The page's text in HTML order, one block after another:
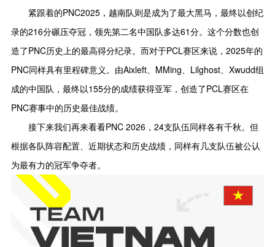
紧跟着的PNC2025，越南队则是成为了最大黑马，最终以创纪
录的216分碾压夺冠，领先第二名中国队多达61分。这个分数也创
造了PNC历史上的最高得分纪录。而对于PCL赛区来说，2025年的
PNC同样具有里程碑意义。由Aixleft、MMing、Lilghost、Xwudd组
成的中国队，最终以155分的成绩获得亚军，创造了PCL赛区在
PNC赛事中的历史最佳战绩。
接下来我们再来看看PNC 2026，24支队伍同样各有千秋。但
根据各队阵容配置、近期状态和历史战绩，同样有几支队伍被公认
为最有力的冠军争夺者。